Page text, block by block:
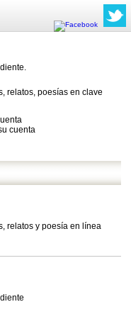
relatos, poesías en clave
cuenta
relatos y poesía en línea